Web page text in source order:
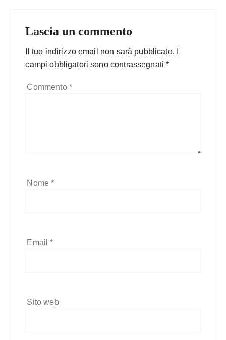
Lascia un commento
Il tuo indirizzo email non sarà pubblicato.
campi obbligatori sono contrassegnati*
Commento *
Nome*
Email*
Sito web